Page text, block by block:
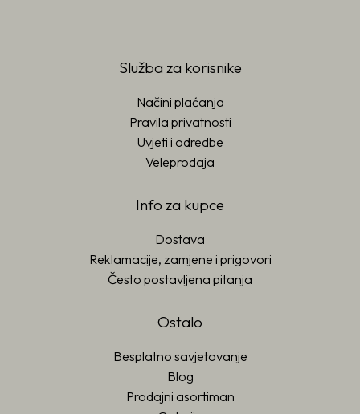
Služba za korisnike
Načini plaćanja
Pravila privatnosti
Uvjeti i odredbe
Veleprodaja
Info za kupce
Dostava
Reklamacije, zamjene i prigovori
Često postavljena pitanja
Ostalo
Besplatno savjetovanje
Blog
Prodajni asortiman